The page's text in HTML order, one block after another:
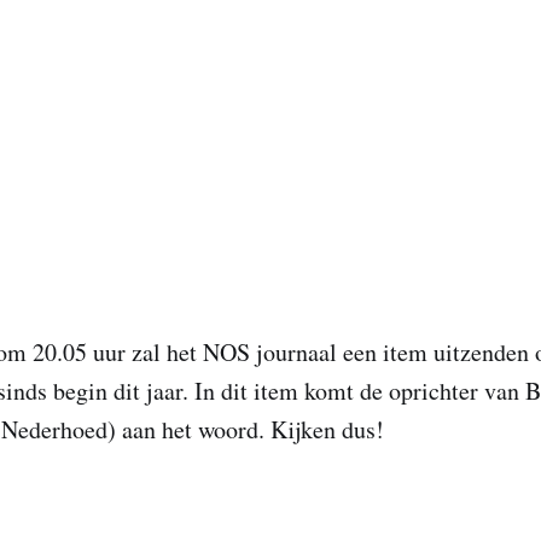
20.05 uur zal het NOS journaal een item uitzenden
begin dit jaar. In dit item komt de oprichter van
aan het woord. Kijken dus!